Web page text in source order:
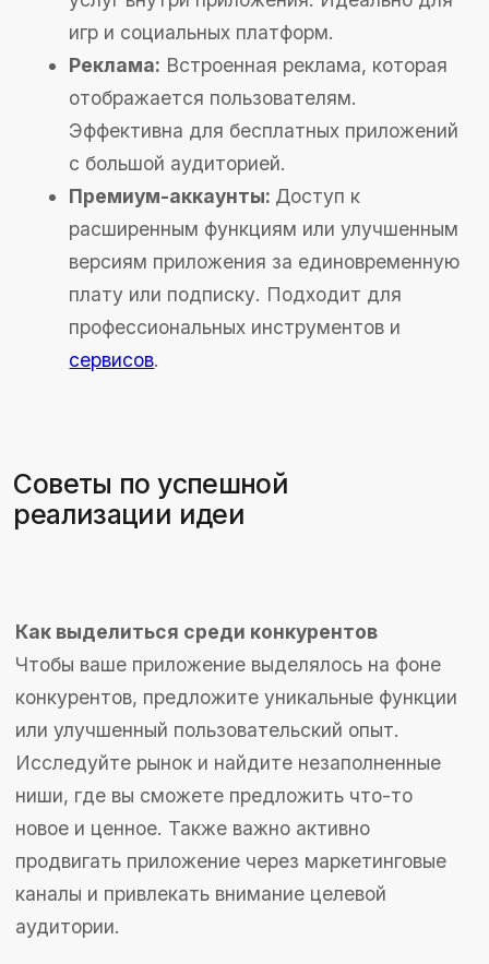
Читать
+7
Загрузить файл проекта (ТЗ)
Я даю свое согласие наобработку
персональных данных
Я даю свое согласие на получение информации
об акциях и специальных предложениях
компании PROFSOFT
мы перезвоним
и обсудим ваш
проект
Мы стремимся не просто
создавать продукты,
а помогать нашим
клиентам успешно
«